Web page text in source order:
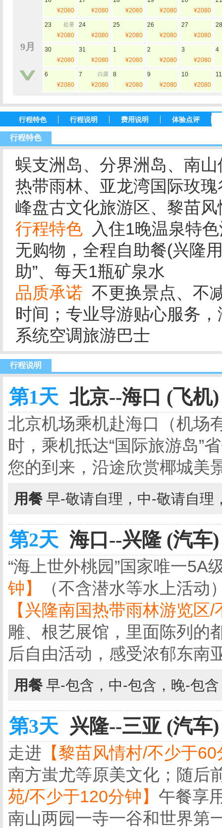
9月
¥2080
¥2080
¥2080
¥2080
¥2080
23 处暑
¥2080
24
¥2080
25
¥2080
26
¥2080
27
¥2080
28
30
¥2080
31
¥2080
1
¥2080
2
¥2080
3
¥2080
4
6
¥2080
7 白露
¥2080
8
¥2080
9
¥2080
10
¥2080
11
行程特色 行程说明 费用说明 体验点评
行程特色
蜈支洲岛、分界洲岛、南
热带雨林、亚龙湾国际玫
峰盘古文化旅游区、黎苗
行程特色 入住1晚温泉特
无购物，全程自助餐(兴隆
助”、每天1瓶矿泉水
品质承诺 不更换景点、不
时间；专业导游贴心服务
系统空调旅游巴士
行程说明
第1天 北京--海口 (飞机)
北京机场乘机赴海口（机场
时，乘机抵达“国际旅游岛”
您的到来，沿途欣赏椰城美
用餐 早-敬请自理，中-敬请自理
第2天 海口--兴隆 (汽车)
“海上世外桃园”国家唯一5A
钟】
（不含潜水等水上活
【兴隆南国热带雨林游览区
雕、根艺展馆，里面陈列的
后自由活动，感受浓郁东南
用餐 早-包含，中-包含，晚-包
第3天 兴隆--三亚 (汽车)
走进 【黎苗风情村/不少于
南方蚩尤等原美文化；随后
苑/不少于120分钟】 午餐享
南山两园一寺一谷和世界第